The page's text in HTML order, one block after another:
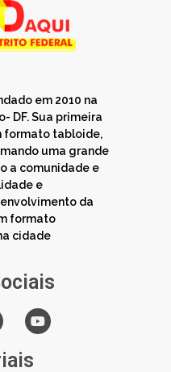
em 2010 na
DF. Sua primeira
formato tabloide,
uma grande
a comunidade e
e
da
formato
cidade